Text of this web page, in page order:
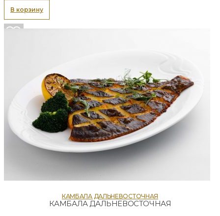
В корзину
КАМБАЛА ДАЛЬНЕВОСТОЧНАЯ
КАМБАЛА ДАЛЬНЕВОСТОЧНАЯ